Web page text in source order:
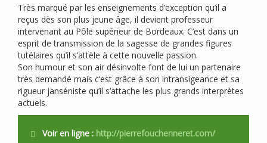
Très marqué par les enseignements d’exception qu’il a
reçus dès son plus jeune âge, il devient professeur
intervenant au Pôle supérieur de Bordeaux. C’est dans un
esprit de transmission de la sagesse de grandes figures
tutélaires qu’il s’attèle à cette nouvelle passion.
Son humour et son air désinvolte font de lui un partenaire
très demandé mais c’est grâce à son intransigeance et sa
rigueur janséniste qu’il s’attache les plus grands interprètes
actuels.
Voir en ligne : http://pierrefouchenneret.com/